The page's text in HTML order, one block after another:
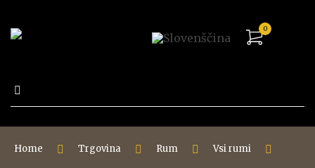
Išči:
0
Home Trgovina Rum Vsi rumi